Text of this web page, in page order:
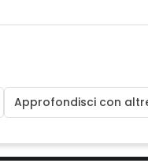
Approfondisci con